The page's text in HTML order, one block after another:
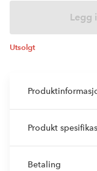
Legg
Utsolgt
Produkt
Betaling